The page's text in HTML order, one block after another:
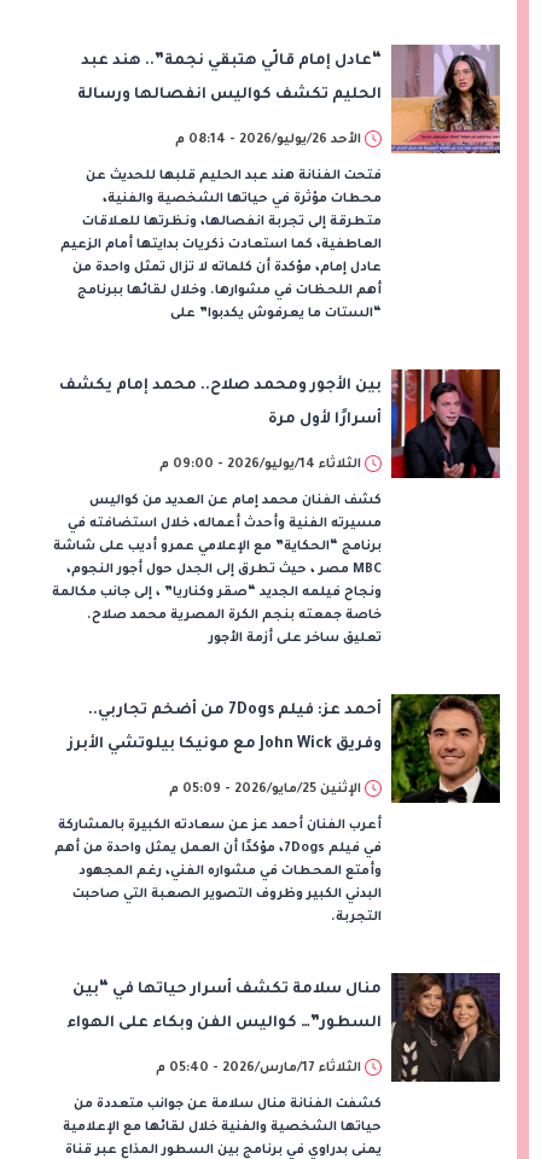
“عادل إمام قالّي هتبقي نجمة”.. هند عبد
الحليم تكشف كواليس انفصالها ورسالة
الزعيم غيّرت حياتها
الأحد 26/يوليو/2026 - 08:14 م
فتحت الفنانة هند عبد الحليم قلبها للحديث عن
محطات مؤثرة في حياتها الشخصية والفنية،
متطرقة إلى تجربة انفصالها، ونظرتها للعلاقات
العاطفية، كما استعادت ذكريات بدايتها أمام الزعيم
عادل إمام، مؤكدة أن كلماته لا تزال تمثل واحدة من
أهم اللحظات في مشوارها. وخلال لقائها ببرنامج
“الستات ما يعرفوش يكدبوا” على
بين الأجور ومحمد صلاح.. محمد إمام يكشف
أسرارًا لأول مرة
الثلاثاء 14/يوليو/2026 - 09:00 م
كشف الفنان محمد إمام عن العديد من كواليس
مسيرته الفنية وأحدث أعماله، خلال استضافته في
برنامج “الحكاية” مع الإعلامي عمرو أديب على شاشة
MBC مصر ، حيث تطرق إلى الجدل حول أجور النجوم،
ونجاح فيلمه الجديد “صقر وكناريا” ، إلى جانب مكالمة
خاصة جمعته بنجم الكرة المصرية محمد صلاح.
تعليق ساخر على أزمة الأجور
أحمد عز: فيلم 7Dogs من أضخم تجاربي..
وفريق John Wick مع مونيكا بيلوتشي الأبرز
الإثنين 25/مايو/2026 - 05:09 م
أعرب الفنان أحمد عز عن سعادته الكبيرة بالمشاركة
في فيلم 7Dogs، مؤكدًا أن العمل يمثل واحدة من أهم
وأمتع المحطات في مشواره الفني، رغم المجهود
البدني الكبير وظروف التصوير الصعبة التي صاحبت
التجربة.
منال سلامة تكشف أسرار حياتها في “بين
السطور”… كواليس الفن وبكاء على الهواء
الثلاثاء 17/مارس/2026 - 05:40 م
كشفت الفنانة منال سلامة عن جوانب متعددة من
حياتها الشخصية والفنية خلال لقائها مع الإعلامية
يمنى بدراوي في برنامج بين السطور المذاع عبر قناة